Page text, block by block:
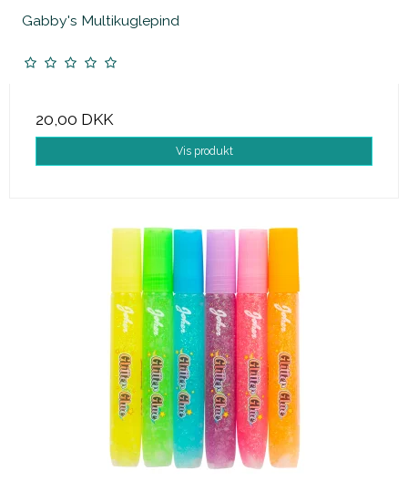
Gabby's Multikuglepind
20,00 DKK
Vis produkt